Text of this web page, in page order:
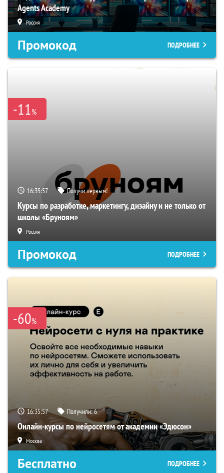
Agents Academy
Россия
Промокод ПОДРОБНЕЕ
-11%
16:35:56 Получи первым!
Курсы по разработке, маркетингу, дизайну и не только от
школы «Бруноям»
Россия
Промокод ПОДРОБНЕЕ
-60%
16:35:56 Получили:6
Онлайн-курсы по нейросетям от академии «Эдюсон»
Москва
Бесплатно ПОДРОБНЕЕ